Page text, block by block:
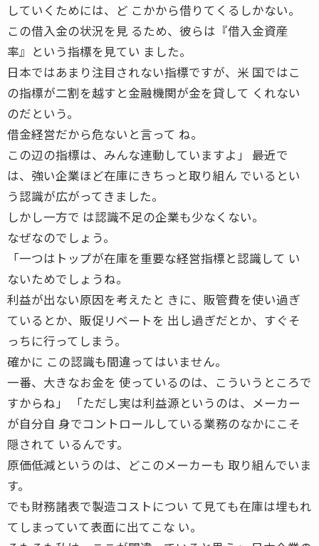
していくためには、ど こかから借りてくるしかない。
この借入金の状況を見 るため、彼らは『借入金資産
率』という指標を見てい ました。
日本ではあまり注目されない指標ですが、米 国ではこ
の指標が二割を越すと金融機関が金を貸して くれない
のだという。
借金経営だから危ないと言って ね。
この辺の指標は、みんな連動していますよ」 ――最近で
は、強い企業ほど在庫にきちっと取り組ん でいるとい
う認識が広がってきました。
しかし一方で は認識不足の企業も少なくない。
なぜなのでしょう。
「一つはトップが在庫を重要な経営指標と認識して い
ないためでしょうね。
利益が出ない原因を考えたと きに、販管費を使い過ぎ
ているとか、販促リベートを 出し過ぎだとか、すぐそ
っちに行ってしまう。
確かに この認識も間違ってはいません。
一番、大きなお金を 使っているのは、こういうところで
すからね」 「ただし実は利益源というのは、メーカー
が自分自 身でコントロールしている業務のなかにこそ
隠されて いるんです。
原価低減というのは、どこのメーカーも 取り組んでいま
す。
でも財務諸表で製造コストについ て見ても在庫は埋もれ
てしまっていて表面に出てこな い。